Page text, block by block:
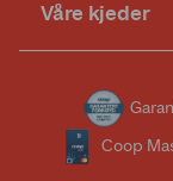
Våre kjeder
Coop